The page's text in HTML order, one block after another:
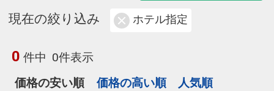
現在の絞り込み ホテル指定
0 件中 0件表示
価格の安い順
価格の高い順 人気順